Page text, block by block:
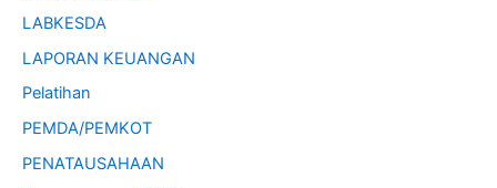
LABKESDA
LAPORAN KEUANGAN
Pelatihan
PEMDA/PEMKOT
PENATAUSAHAAN